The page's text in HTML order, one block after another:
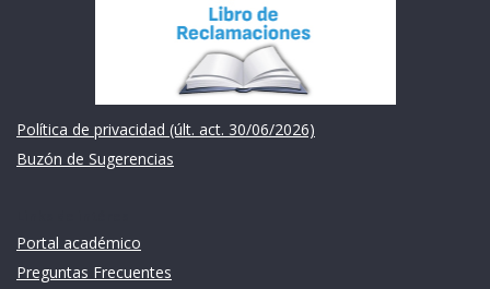
Política de privacidad (últ. act. 30/06/2026)
Buzón de Sugerencias
Portal académico
Preguntas Frecuentes